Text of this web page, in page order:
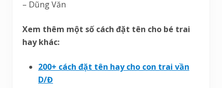
– Dũng Văn
Xem thêm một số cách đặt tên cho bé trai
hay khác:
200+ cách đặt tên hay cho con trai vần
D/Đ